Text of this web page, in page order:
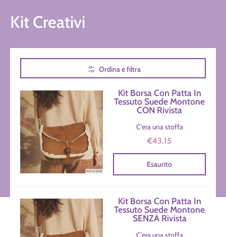
Kit Creativi
Passa al contenuto principaleOrdina e filtra
Kit Borsa Con Patta In
Tessuto Suede Montone
CON Rivista
C'era una stoffa
€43,15
Esaurito
Kit Borsa Con Patta In
Tessuto Suede Montone
SENZA Rivista
C'era una stoffa